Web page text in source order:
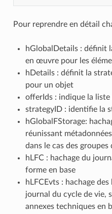
Pour reprendre en détail
hGlobalDetails : définit
en œuvre pour les
hDetails : définit la
pour un objet
offerIds : indique la
strategyID : identifie la
hGlobalFStorage:
réunissant
dans le cas des groupes
hLFC : hachage du
forme en base
hLFCEvts : hachage des
journal du cycle de vie,
annexes techniques en